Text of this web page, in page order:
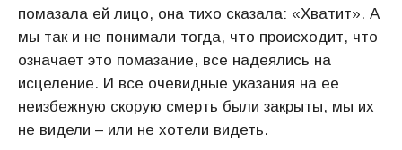
помазала ей лицо, она тихо сказала: «Хватит». А
мы так и не понимали тогда, что происходит, что
означает это помазание, все надеялись на
исцеление. И все очевидные указания на ее
неизбежную скорую смерть были закрыты, мы их
не видели – или не хотели видеть.